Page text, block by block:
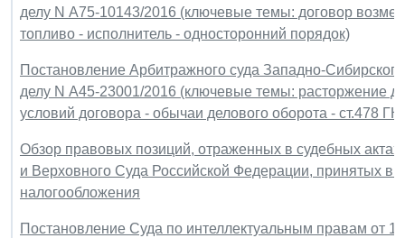
делу N А75-10143/2016 (ключевые темы: договор
топливо - исполнитель - односторонний порядок)
Постановление Арбитражного суда Западно-
делу N А45-23001/2016 (ключевые темы: расторжение
условий договора - обычаи делового оборота - ст.478
Обзор правовых позиций, отраженных в судебных
и Верховного Суда Российской Федерации, принятых в
налогообложения
Постановление Суда по интеллектуальным правам от